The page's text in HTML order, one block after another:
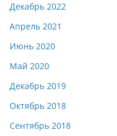
Декабрь 2022
Апрель 2021
Июнь 2020
Май 2020
Декабрь 2019
Октябрь 2018
Сентябрь 2018